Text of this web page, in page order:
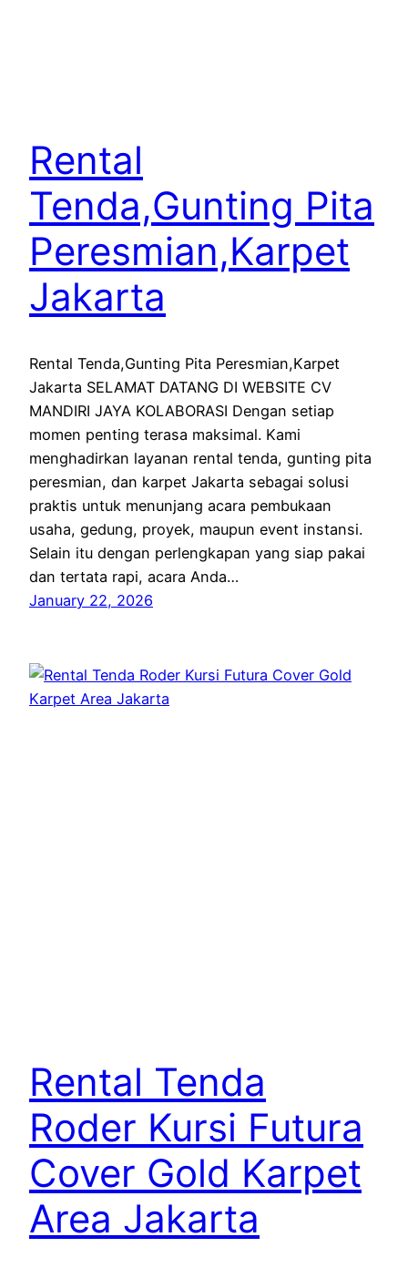
Rental
Tenda,Gunting Pita
Peresmian,Karpet
Jakarta
Rental Tenda,Gunting Pita Peresmian,Karpet
Jakarta SELAMAT DATANG DI WEBSITE CV
MANDIRI JAYA KOLABORASI Dengan setiap
momen penting terasa maksimal. Kami
menghadirkan layanan rental tenda, gunting pita
peresmian, dan karpet Jakarta sebagai solusi
praktis untuk menunjang acara pembukaan
usaha, gedung, proyek, maupun event instansi.
Selain itu dengan perlengkapan yang siap pakai
dan tertata rapi, acara Anda…
January 22, 2026
Rental Tenda
Roder Kursi Futura
Cover Gold Karpet
Area Jakarta